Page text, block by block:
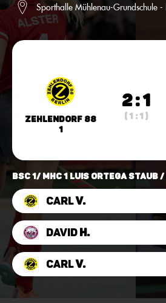
Sporthalle Mühlenau-Grundschule -
Zehlendorf 88
1
2 : 1
( 1 : 1 )
BSC 1/ MHC 1 Luis Ortega Staub
CarlV.
DavidH.
CarlV.